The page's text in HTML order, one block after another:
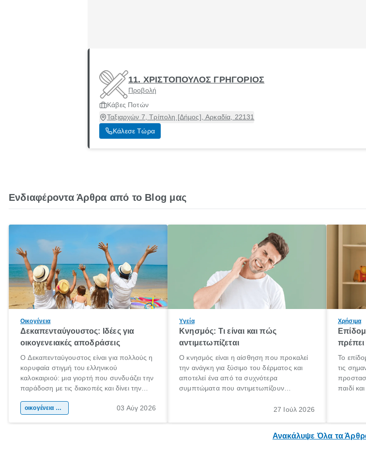
11. ΧΡΙΣΤΟΠΟΥΛΟΣ ΓΡΗΓΟΡΙΟΣ
Προβολή
Κάβες Ποτών
Ταξιαρχών 7, Τρίπολη [Δήμος], Αρκαδία, 22131
Κάλεσε Τώρα
Ενδιαφέροντα Άρθρα από το Blog μας
Οικογένεια
Δεκαπενταύγουστος: Ιδέες για
οικογενειακές αποδράσεις
Ο Δεκαπενταύγουστος είναι για πολλούς η
κορυφαία στιγμή του ελληνικού
καλοκαιριού: μια γιορτή που συνδυάζει την
παράδοση με τις διακοπές και δίνει την
χώρας. Είτε πρόκειται για λίγες μέρες
οικογένεια & παιδί 03 Αύγ 2026
Υγεία
Κνησμός: Τι είναι και πώς
αντιμετωπίζεται
Ο κνησμός είναι η αίσθηση που προκαλεί
την ανάγκη για ξύσιμο του δέρματος και
αποτελεί ένα από τα συχνότερα
συμπτώματα που αντιμετωπίζουν
πληροφορίες για το «κνησμός τι είναι»,
27 Ιούλ 2026
Χρήσιμα
πρέπει
Το
τις
παιδί
Ανακάλυψε Όλα τα